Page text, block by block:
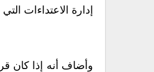
إدارة الاعتداءات
وأضاف أنه إذا كان